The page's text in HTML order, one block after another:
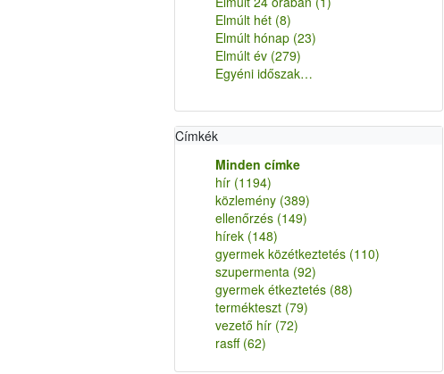
Elmúlt hét (8)
Elmúlt hónap (23)
Elmúlt év (279)
Egyéni időszak…
Címkék
Minden címke
hír (1194)
közlemény (389)
ellenőrzés (149)
hírek (148)
gyermek közétkeztetés (110)
szupermenta (92)
gyermek étkeztetés (88)
termékteszt (79)
vezető hír (72)
rasff (62)